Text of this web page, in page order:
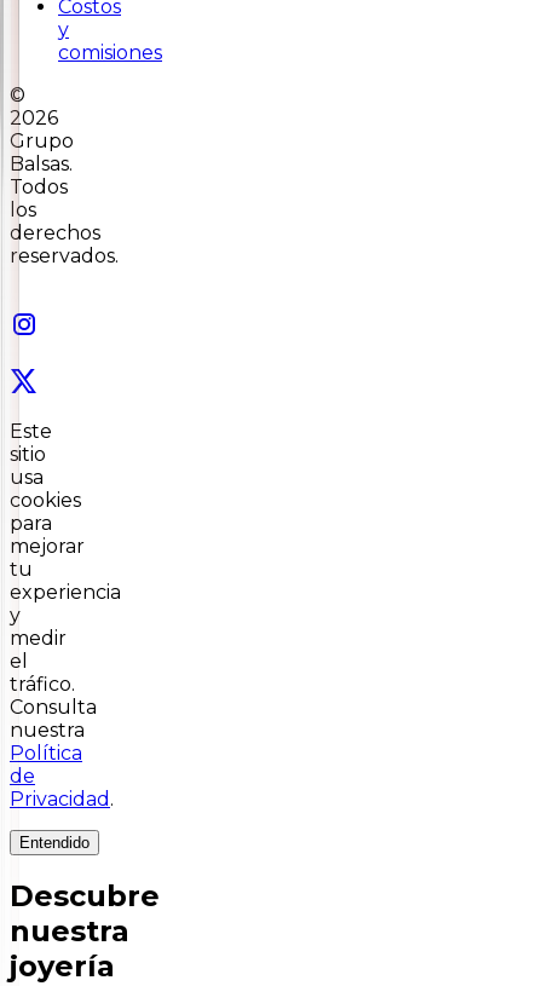
Costos
y
comisiones
©
2026
Grupo
Balsas.
Todos
los
derechos
reservados.
Este
sitio
usa
cookies
para
mejorar
tu
experiencia
y
medir
el
tráfico.
Consulta
nuestra
Política
de
Privacidad .
Entendido
Descubre
nuestra
joyería